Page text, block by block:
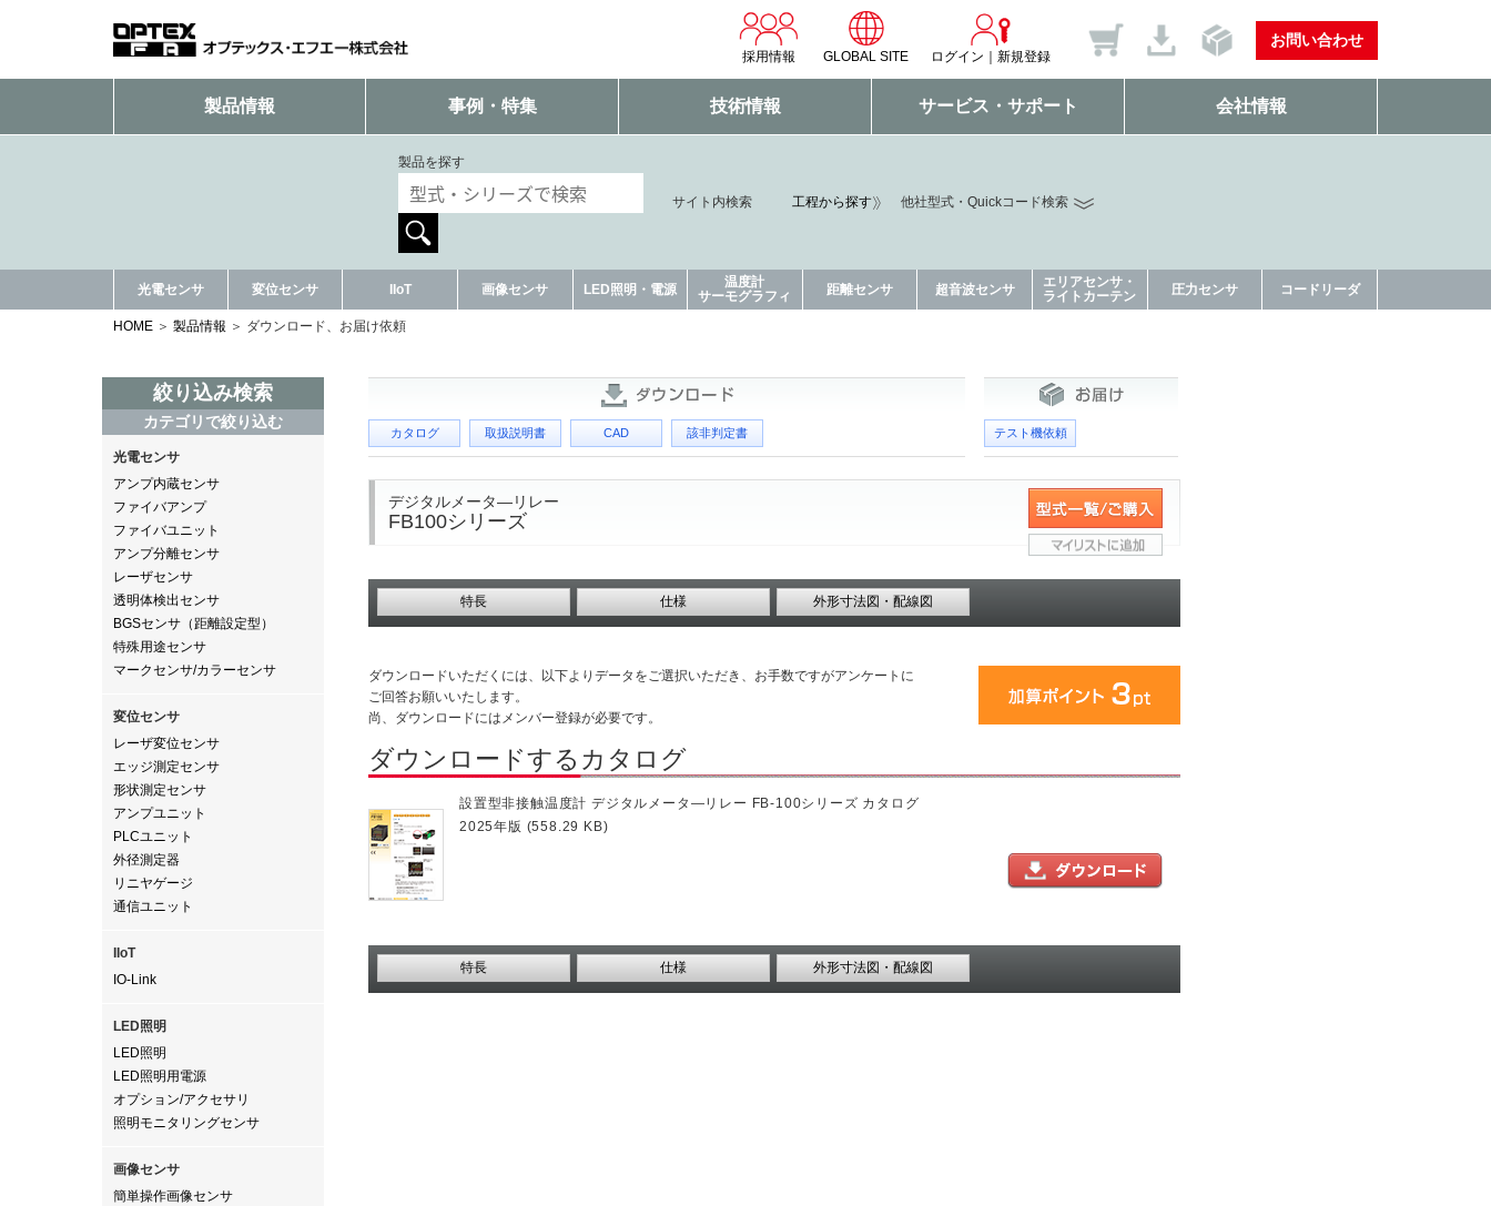
採用情報 GLOBAL SITE ログイン 新規登録
お問い合わせ
製品情報 事例・特集 技術情報 サービス・サポート 会社情報
製品を探す
サイト内検索 工程から探す 他社型式・Quickコード検索
光電センサ 変位センサ IIoT 画像センサ LED照明・電源
温度計
サーモグラフィ
距離センサ 超音波センサ
エリアセンサ・
ライトカーテン
圧力センサ コードリーダ
HOME 製品情報 ダウンロード、お届け依頼
絞り込み検索
カテゴリで絞り込む
光電センサ
アンプ内蔵センサ
ファイバアンプ
ファイバユニット
アンプ分離センサ
レーザセンサ
透明体検出センサ
BGSセンサ（距離設定型）
特殊用途センサ
マークセンサ/カラーセンサ
変位センサ
レーザ変位センサ
エッジ測定センサ
形状測定センサ
アンプユニット
PLCユニット
外径測定器
リニヤゲージ
通信ユニット
IIoT
IO-Link
LED照明
LED照明
LED照明用電源
オプション/アクセサリ
照明モニタリングセンサ
画像センサ
簡単操作画像センサ
カタログ 取扱説明書 CAD 該非判定書 テスト機依頼
デジタルメータ―リレー
FB100シリーズ
特長 仕様 外形寸法図・配線図
ダウンロードいただくには、以下よりデータをご選択いただき、お手数ですがアンケートに
ご回答お願いいたします。
尚、ダウンロードにはメンバー登録が必要です。
ダウンロードするカタログ
設置型非接触温度計 デジタルメータ―リレー FB-100シリーズ カタログ
2025年版 (558.29 KB)
特長 仕様 外形寸法図・配線図